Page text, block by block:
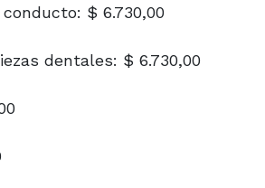
$ 6.730,00
dentales: $ 6.730,00